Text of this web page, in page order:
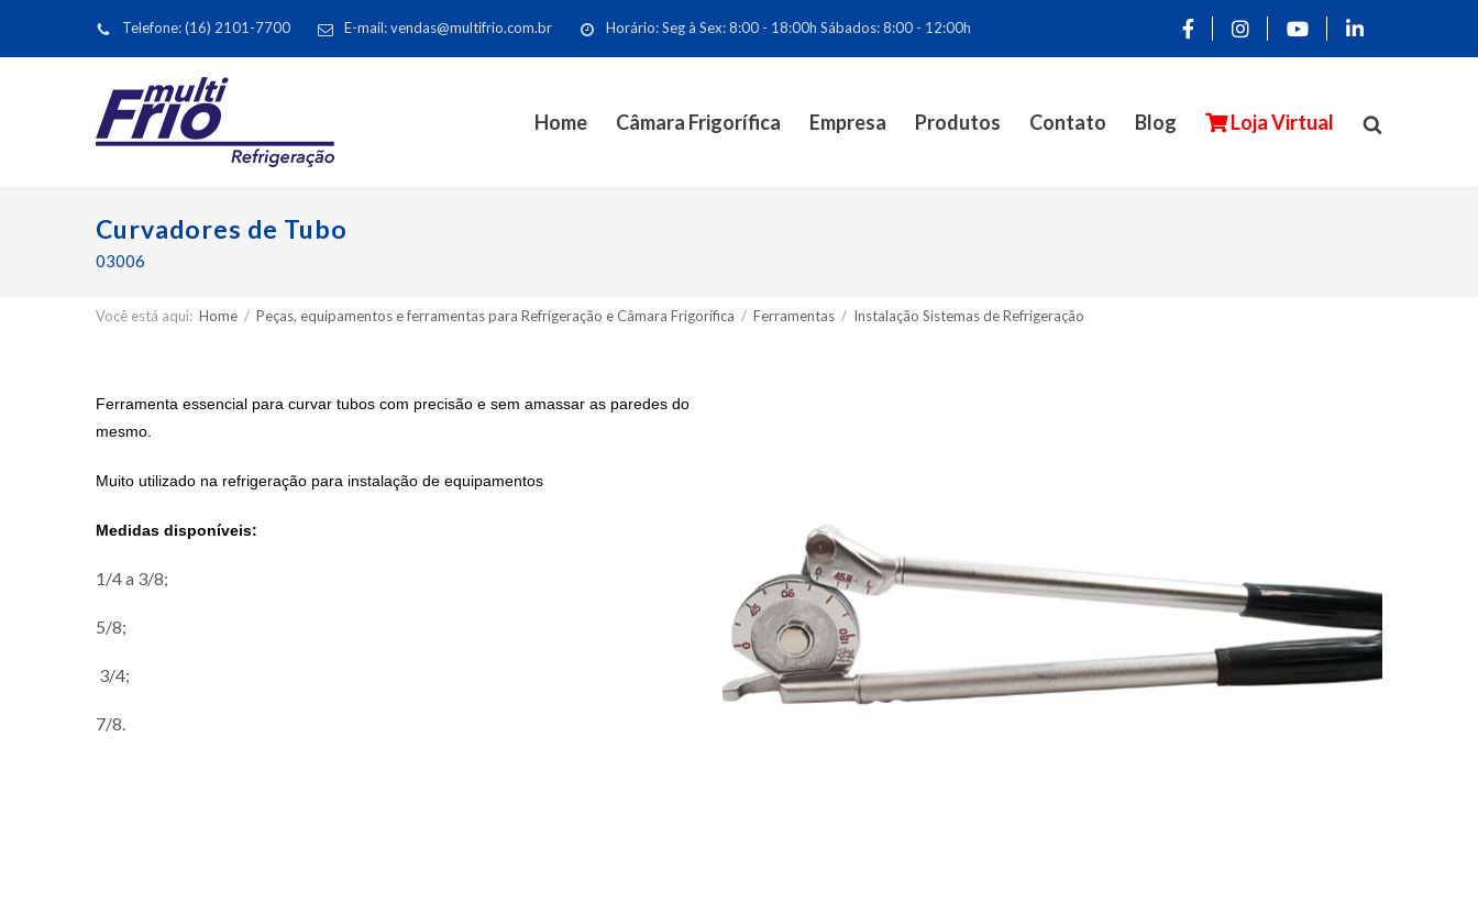
Telefone: (16) 2101-7700 E-mail: vendas@multifrio.com.br Horário: Seg à Sex: 8:00 - 18:00h Sábados: 8:00 - 12:00h
Home Câmara Frigorífica Empresa Produtos Contato Blog Loja Virtual
Curvadores de Tubo
03006
Você está aqui: Home / Peças, equipamentos e ferramentas para Refrigeração e Câmara Frigorífica / Ferramentas / Instalação Sistemas de Refrigeração
Ferramenta essencial para curvar tubos com precisão e sem amassar as paredes do
mesmo.
Muito utilizado na refrigeração para instalação de equipamentos
Medidas disponíveis:
1/4 a 3/8;
5/8;
3/4;
7/8.